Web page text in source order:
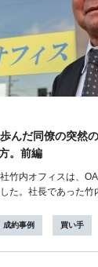
んだ同僚の突然
。前編
竹内オフィスは、
た。社長であった竹
成約事例 買い手